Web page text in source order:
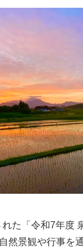
た「令和7年度
然景観や行事を